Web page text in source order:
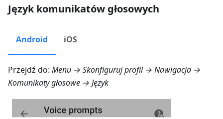
Język komunikatów głosowych
Android iOS
Przejdź do: Menu → Skonfiguruj profil → Nawigacja →
Komunikaty głosowe → Język